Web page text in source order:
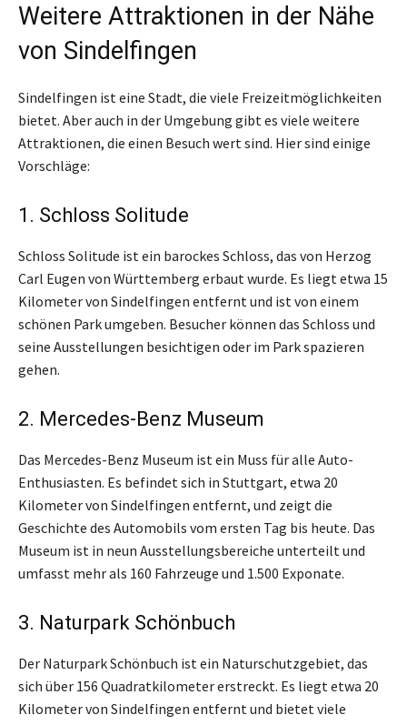
Weitere Attraktionen in der Nähe
von Sindelfingen
Sindelfingen ist eine Stadt, die viele Freizeitmöglichkeiten
bietet. Aber auch in der Umgebung gibt es viele weitere
Attraktionen, die einen Besuch wert sind. Hier sind einige
Vorschläge:
1. Schloss Solitude
Schloss Solitude ist ein barockes Schloss, das von Herzog
Carl Eugen von Württemberg erbaut wurde. Es liegt etwa 15
Kilometer von Sindelfingen entfernt und ist von einem
schönen Park umgeben. Besucher können das Schloss und
seine Ausstellungen besichtigen oder im Park spazieren
gehen.
2. Mercedes-Benz Museum
Das Mercedes-Benz Museum ist ein Muss für alle Auto-
Enthusiasten. Es befindet sich in Stuttgart, etwa 20
Kilometer von Sindelfingen entfernt, und zeigt die
Geschichte des Automobils vom ersten Tag bis heute. Das
Museum ist in neun Ausstellungsbereiche unterteilt und
umfasst mehr als 160 Fahrzeuge und 1.500 Exponate.
3. Naturpark Schönbuch
Der Naturpark Schönbuch ist ein Naturschutzgebiet, das
sich über 156 Quadratkilometer erstreckt. Es liegt etwa 20
Kilometer von Sindelfingen entfernt und bietet viele